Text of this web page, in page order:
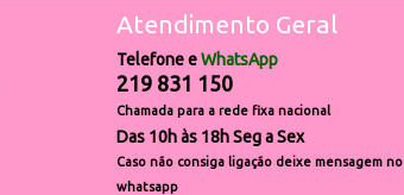
Atendimento Geral
Telefone eWhatsApp
219 831 150
Chamada para a rede fixa nacional
Das 10h às 18h Seg a Sex
Caso não consiga ligação deixe mensagem no
whatsapp